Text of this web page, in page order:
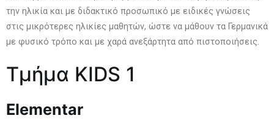
την ηλικία και με διδακτικό προσωπικό με ειδικές γνώσεις
στις μικρότερες ηλικίες μαθητών, ώστε να μάθουν τα Γερμανικά
με φυσικό τρόπο και με χαρά ανεξάρτητα από πιστοποιήσεις.
Τμήμα KIDS 1
Elementar